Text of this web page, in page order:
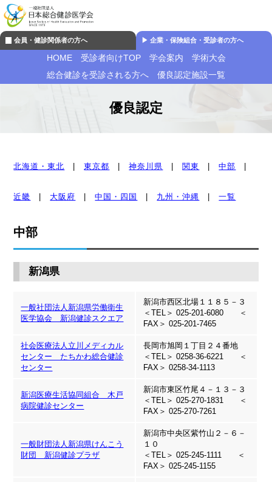
会員・健診関係者の方へ ▶︎ 企業・保険組合・受診者の方へ
HOME 受診者向けTOP 学会案内
学術大会
総合健診を受診される方へ
優良認定施設一覧
優良認定
北海道・東北 |東京都 |神奈川県 関東 |中部
近畿 大阪府 |中国・四国 九州・沖縄 |一覧
中部
新潟県
一般社団法人新潟県労働衛生
医学協会 新潟健診スクエア
新潟市西区北場１１８５－３
＜TEL＞ 025-201-6080 ＜
FAX＞ 025-201-7465
社会医療法人立川メディカル
センター たちかわ総合健診
センター
長岡市旭岡１丁目２４番地
＜TEL＞ 0258-36-6221 ＜
FAX＞ 0258-34-1113
新潟医療生活協同組合 木戸
病院健診センター
新潟市東区竹尾４－１３－３
＜TEL＞ 025-270-1831 ＜
FAX＞ 025-270-7261
一般財団法人新潟県けんこう
財団 新潟健診プラザ
新潟市中央区紫竹山２－６－
１０
＜TEL＞ 025-245-1111 ＜
FAX＞ 025-245-1155